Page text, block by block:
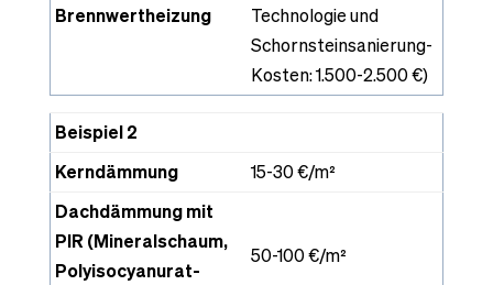
Brennwertheizung
Technologie und
Schornsteinsanierung-
Kosten: 1.500-2.500 €)
Beispiel 2
Kerndämmung
15-30 €/m²
Dachdämmung mit
PIR (Mineralschaum,
Polyisocyanurat-
50-100 €/m²